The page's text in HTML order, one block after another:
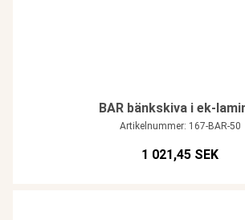
BAR bänkskiva i ek-
Artikelnummer: 167-BAR-50
1 021,45 SEK